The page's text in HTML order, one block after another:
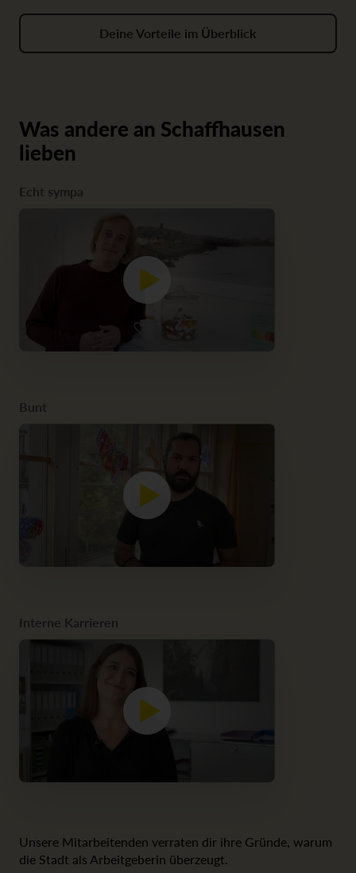
Deine Vorteile im Überblick
Was andere an Schaffhausen
lieben
Echt sympa
Bunt
Interne Karrieren
Unsere Mitarbeitenden verraten dir ihre Gründe, warum
die Stadt als Arbeitgeberin überzeugt.